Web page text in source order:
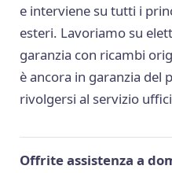
e interviene su tutti i
esteri. Lavoriamo su
garanzia con ricambi
è ancora in garanzia del
rivolgersi al servizio
Offrite assistenza a